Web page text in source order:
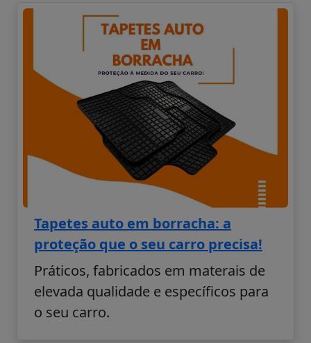
Tapetes auto em borracha: a
proteção que o seu carro precisa!
Práticos, fabricados em materais de
elevada qualidade e específicos para
o seu carro.